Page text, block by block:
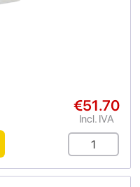
€51.70
Incl. IVA